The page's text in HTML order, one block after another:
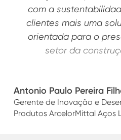
as nossas
XCarb® nos
Vitoria
Gerente